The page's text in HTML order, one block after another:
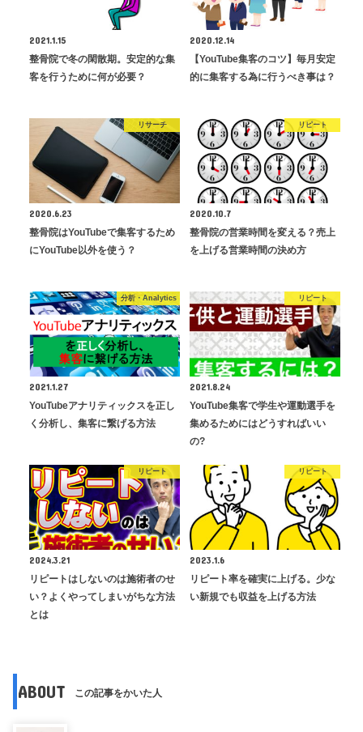
2021.1.15
整骨院で冬の閑散期。安定的な集
客を行うために何が必要？
2020.12.14
【YouTube集客のコツ】毎月安定
的に集客する為に行うべき事は？
リサーチ
2020.6.23
整骨院はYouTubeで集客するため
にYouTube以外を使う？
リピート
2020.10.7
整骨院の営業時間を変える？売上
を上げる営業時間の決め方
分析・Analytics
2021.1.27
YouTubeアナリティックスを正し
く分析し、集客に繋げる方法
リピート
2021.8.24
YouTube集客で学生や運動選手を
集めるためにはどうすればいい
の?
リピート
2024.3.21
リピートはしないのは施術者のせ
い？よくやってしまいがちな方法
とは
リピート
2023.1.6
リピート率を確実に上げる。少な
い新規でも収益を上げる方法
ABOUT この記事をかいた人